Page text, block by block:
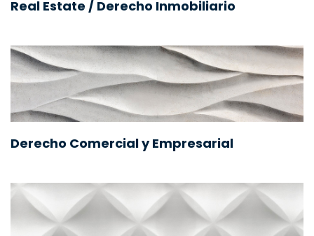
Real Estate / Derecho Inmobiliario
Derecho Comercial y Empresarial